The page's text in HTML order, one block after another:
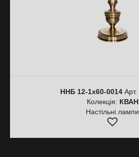
ННБ 12-1х60-0014Арт.
Колекція: КВАН
Настільні лампи